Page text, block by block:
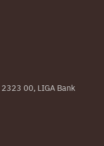
00, LIGA Bank